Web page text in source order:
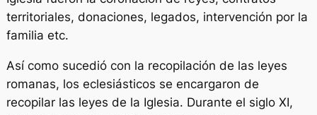
territoriales, donaciones, legados, intervención por la
familia etc.
Así como sucedió con la recopilación de las leyes
romanas, los eclesiásticos se encargaron de
recopilar las leyes de la Iglesia. Durante el siglo XI,